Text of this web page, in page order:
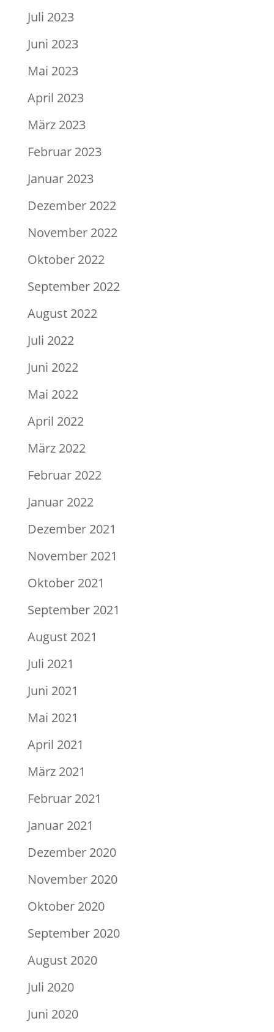
Juli 2023
Juni 2023
Mai 2023
April 2023
März 2023
Februar 2023
Januar 2023
Dezember 2022
November 2022
Oktober 2022
September 2022
August 2022
Juli 2022
Juni 2022
Mai 2022
April 2022
März 2022
Februar 2022
Januar 2022
Dezember 2021
November 2021
Oktober 2021
September 2021
August 2021
Juli 2021
Juni 2021
Mai 2021
April 2021
März 2021
Februar 2021
Januar 2021
Dezember 2020
November 2020
Oktober 2020
September 2020
August 2020
Juli 2020
Juni 2020